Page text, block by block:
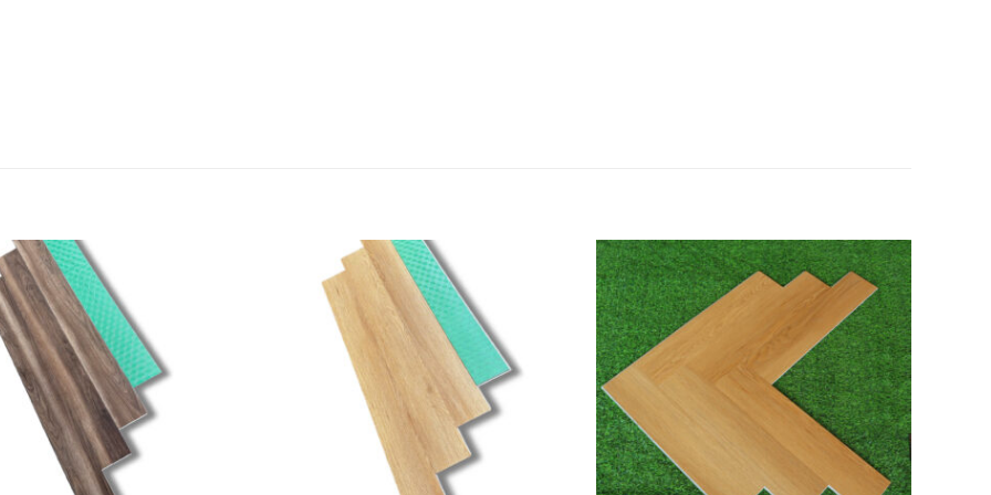
Add to
wishlist